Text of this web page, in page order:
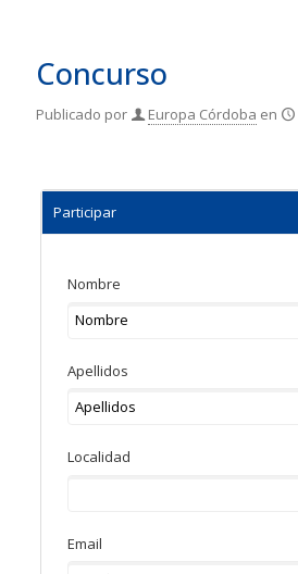
Concurso
Publicado por Europa Córdoba en
Nombre
Apellidos
Localidad
Email